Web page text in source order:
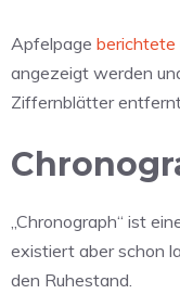
Apfelpage berichtete
angezeigt werden
Ziffernblätter
„Chronograph“ ist
existiert aber schon
den Ruhestand.